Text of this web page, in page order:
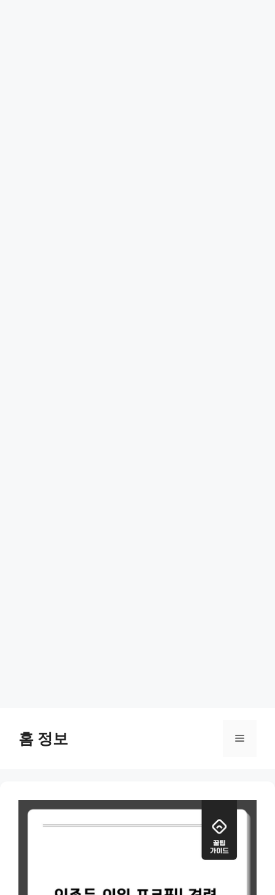
content홈 정보 Menu